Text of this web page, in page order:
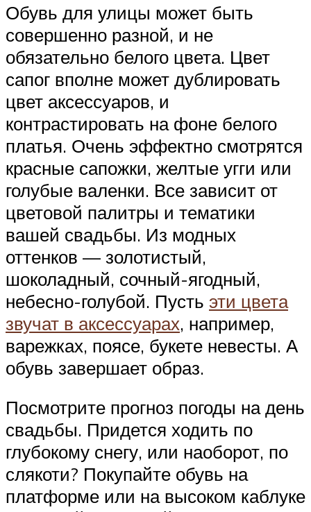
Обувь для улицы может быть
совершенно разной, и не
обязательно белого цвета. Цвет
сапог вполне может дублировать
цвет аксессуаров, и
контрастировать на фоне белого
платья. Очень эффектно смотрятся
красные сапожки, желтые угги или
голубые валенки. Все зависит от
цветовой палитры и тематики
вашей свадьбы. Из модных
оттенков — золотистый,
шоколадный, сочный-ягодный,
небесно-голубой. Пусть эти цвета
звучат в аксессуарах, например,
варежках, поясе, букете невесты. А
обувь завершает образ.
Посмотрите прогноз погоды на день
свадьбы. Придется ходить по
глубокому снегу, или наоборот, по
слякоти? Покупайте обувь на
платформе или на высоком каблуке